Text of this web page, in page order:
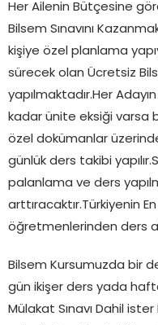
Her Ailenin Bütçesine
Bilsem Sınavını
kişiye özel planlama
sürecek olan Ücretsiz
yapılmaktadır.Her
kadar ünite eksiği varsa
özel dokümanlar
günlük ders takibi
palanlama ve ders
arttıracaktır.Türkiyenin
öğretmenlerinden ders
Bilsem Kursumuzda bir
gün ikişer ders yada
Mülakat Sınavı Dahil